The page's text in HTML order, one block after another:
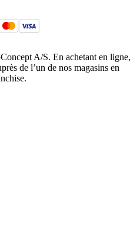
A/S. En achetant en ligne,
de l’un de nos magasins en